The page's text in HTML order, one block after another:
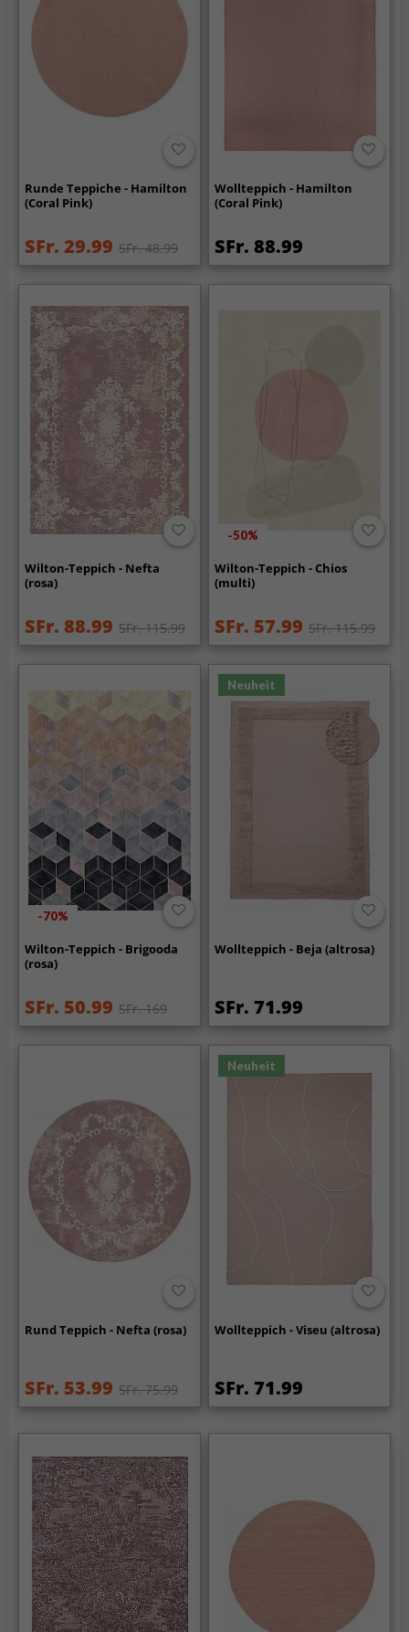
Runde Teppiche - Hamilton
(Coral Pink)
SFr. 29.99 SFr. 48.99
Wollteppich - Hamilton
(Coral Pink)
SFr. 88.99
Wilton-Teppich - Nefta
(rosa)
SFr. 88.99 SFr. 115.99
-50%
Wilton-Teppich - Chios
(multi)
SFr. 57.99 SFr. 115.99
-70%
Wilton-Teppich - Brigooda
(rosa)
SFr. 50.99 SFr. 169
Neuheit
Wollteppich - Beja (altrosa)
SFr. 71.99
Rund Teppich - Nefta (rosa)
SFr. 53.99 SFr. 75.99
Neuheit
Wollteppich - Viseu (altrosa)
SFr. 71.99